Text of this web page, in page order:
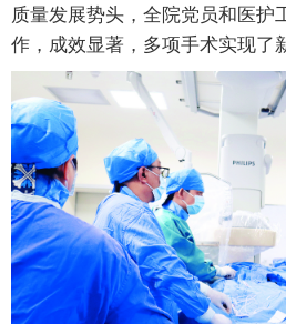
质量发展势头，全院党员和医护
作，成效显著，多项手术实现了